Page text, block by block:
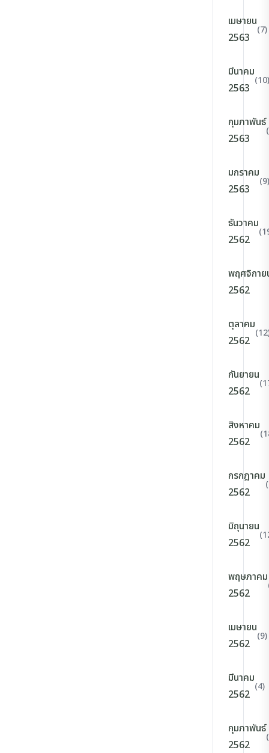
เมษายน
2563
(7)
มีนาคม
2563
(10)
กุมภาพันธ์
2563
มกราคม
2563
(9)
ธันวาคม
2562
พฤศจิกาย
2562
ตุลาคม
2562
กันยายน
2562
สิงหาคม
2562
กรกฎาคม
2562
มิถุนายน
2562
พฤษภาคม
2562
เมษายน
2562
(9)
มีนาคม
2562
(4)
กุมภาพันธ์
2562